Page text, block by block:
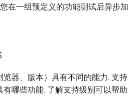
在一组预定义的功能测试后异步加
器、版本）具有不同的能力. 支持
哪些功能. 了解支持级别可以帮助